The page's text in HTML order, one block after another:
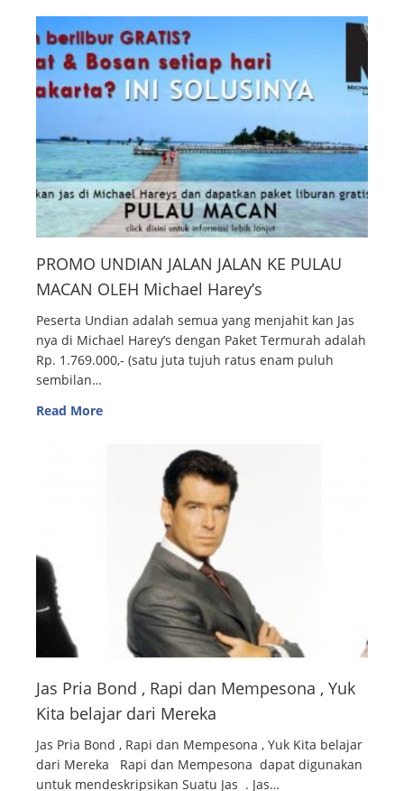
PROMO UNDIAN JALAN JALAN KE PULAU
MACAN OLEH Michael Harey’s
Peserta Undian adalah semua yang menjahit kan Jas
nya di Michael Harey’s dengan Paket Termurah adalah
Rp. 1.769.000,- (satu juta tujuh ratus enam puluh
sembilan…
Read More
Jas Pria Bond , Rapi dan Mempesona , Yuk
Kita belajar dari Mereka
Jas Pria Bond , Rapi dan Mempesona , Yuk Kita belajar
dari Mereka Rapi dan Mempesona dapat digunakan
untuk mendeskripsikan Suatu Jas . Jas…